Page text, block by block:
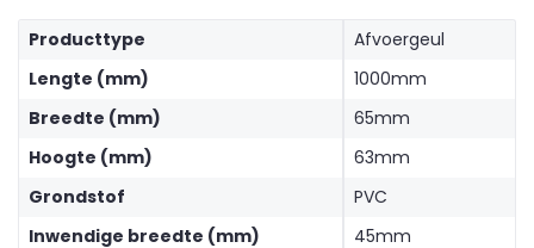
Producttype
Afvoergeul
Lengte (mm)
1000mm
Breedte (mm)
65mm
Hoogte (mm)
63mm
Grondstof
PVC
Inwendige breedte (mm)
45mm